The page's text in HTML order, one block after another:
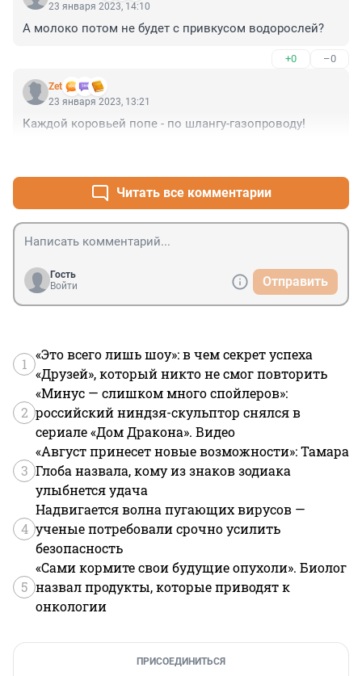
23 января 2023, 14:10
А молоко потом не будет с привкусом водорослей?
+0 –0
Zet
23 января 2023, 13:21
Каждой коровьей попе - по шлангу-газопроводу!
Читать все комментарии
Гость
Войти
Отправить
1
«Это всего лишь шоу»: в чем секрет успеха
«Друзей», который никто не смог повторить
2
«Минус — слишком много спойлеров»:
российский ниндзя-скульптор снялся в
сериале «Дом Дракона». Видео
3
«Август принесет новые возможности»: Тамара
Глоба назвала, кому из знаков зодиака
улыбнется удача
4
Надвигается волна пугающих вирусов —
ученые потребовали срочно усилить
безопасность
5
«Сами кормите свои будущие опухоли». Биолог
назвал продукты, которые приводят к
онкологии
ПРИСОЕДИНИТЬСЯ